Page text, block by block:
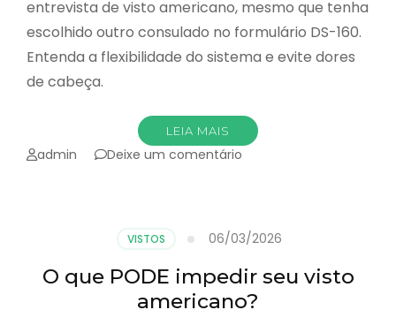
entrevista de visto americano, mesmo que tenha
escolhido outro consulado no formulário DS-160.
Entenda a flexibilidade do sistema e evite dores
de cabeça.
LEIA MAIS
admin Deixe um comentário
mudar
o
local
da
entrevista?
VISTOS 06/03/2026
O que PODE impedir seu visto
americano?